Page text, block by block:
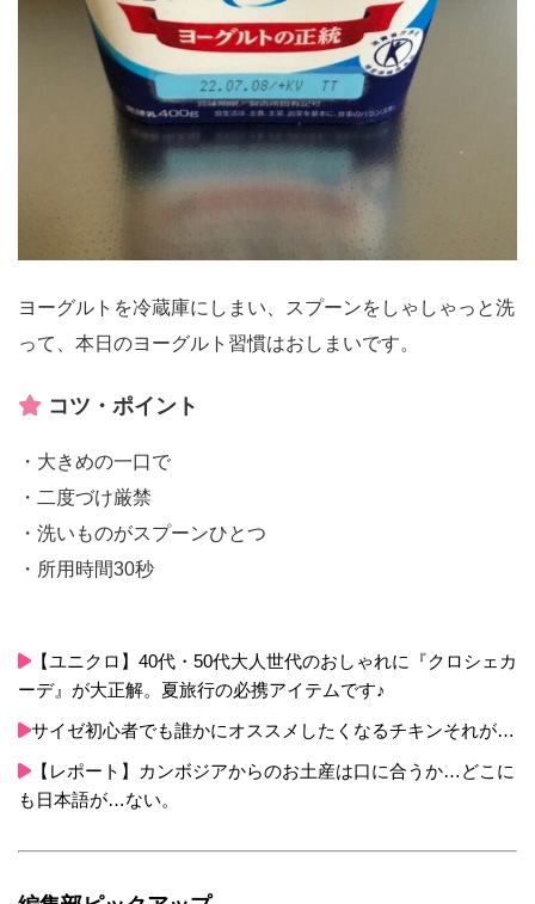
ヨーグルトを冷蔵庫にしまい、スプーンをしゃしゃっと洗
って、本日のヨーグルト習慣はおしまいです。
コツ・ポイント
・大きめの一口で
・二度づけ厳禁
・洗いものがスプーンひとつ
・所用時間30秒
【ユニクロ】40代・50代大人世代のおしゃれに『クロシェカ
ーデ』が大正解。夏旅行の必携アイテムです♪
サイゼ初心者でも誰かにオススメしたくなるチキンそれが…
【レポート】カンボジアからのお土産は口に合うか…どこに
も日本語が…ない。